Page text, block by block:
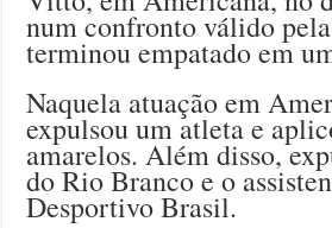
num confronto válido
terminou empatado em
Naquela atuação em
expulsou um atleta e
amarelos. Além disso,
do Rio Branco e o
Desportivo Brasil.